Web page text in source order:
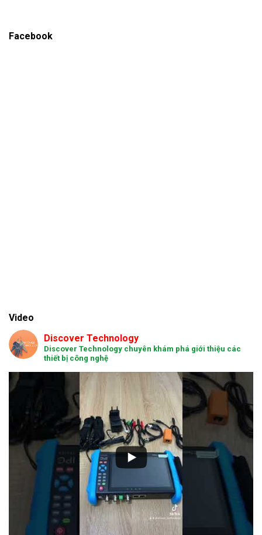
Facebook
Video
Discover Technology
Discover Technology chuyên khám phá giới thiệu các
thiết bị công nghệ